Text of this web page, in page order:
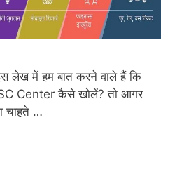
लेख में हम बात करने वाले हैं कि
Center कैसे खोलें? तो आगर
चाहते …